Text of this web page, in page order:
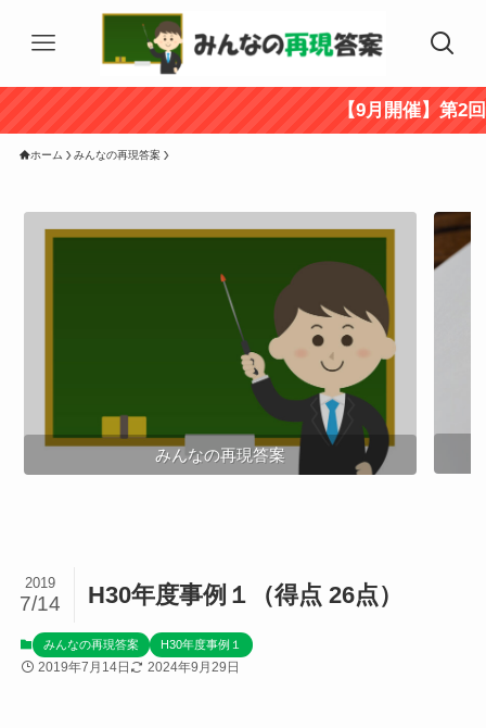
【9月開催】第2回2次公
ホーム みんなの再現答案
みんなの再現答案
H30年度事例１（得点 26点）
2019
7/14
みんなの再現答案 H30年度事例１
2019年7月14日 2024年9月29日